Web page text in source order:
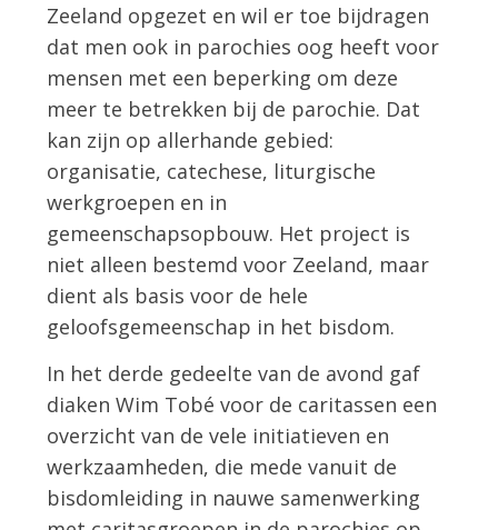
Zeeland opgezet en wil er toe bijdragen
dat men ook in parochies oog heeft voor
mensen met een beperking om deze
meer te betrekken bij de parochie. Dat
kan zijn op allerhande gebied:
organisatie, catechese, liturgische
werkgroepen en in
gemeenschapsopbouw. Het project is
niet alleen bestemd voor Zeeland, maar
dient als basis voor de hele
geloofsgemeenschap in het bisdom.
In het derde gedeelte van de avond gaf
diaken Wim Tobé voor de caritassen een
overzicht van de vele initiatieven en
werkzaamheden, die mede vanuit de
bisdomleiding in nauwe samenwerking